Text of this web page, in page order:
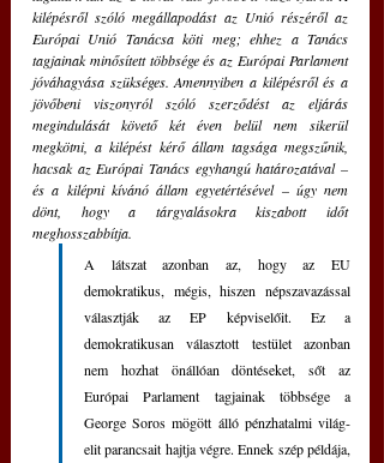
kilépésről szóló megállapodást az Unió részéről az
Európai Unió Tanácsa köti meg; ehhez a Tanács
tagjainak minősített többsége és az Európai Parlament
jóváhagyása szükséges. Amennyiben a kilépésről és a
jövőbeni viszonyról szóló szerződést az eljárás
megindulását követő két éven belül nem sikerül
megkötni, a kilépést kérő állam tagsága megszűnik,
hacsak az Európai Tanács egyhangú határozatával –
és a kilépni kívánó állam egyetértésével – úgy nem
dönt, hogy a tárgyalásokra kiszabott időt
meghosszabbítja.
A látszat azonban az, hogy az EU
demokratikus, mégis, hiszen népszavazással
választják az EP képviselőit. Ez a
demokratikusan választott testület azonban
nem hozhat önállóan döntéseket, sőt az
Európai Parlament tagjainak többsége a
George Soros mögött álló pénzhatalmi világ-
elit parancsait hajtja végre. Ennek szép példája,